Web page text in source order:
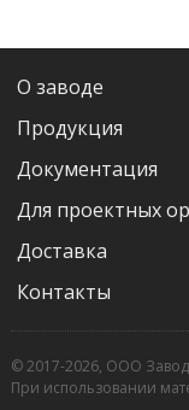
О заводе
Продукция
Документация
Для проектных
Доставка
Контакты
© 2017-2026, ООО
При использовании